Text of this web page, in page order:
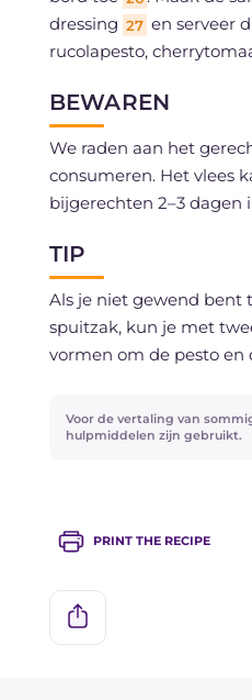
dressing 27 en serveer
rucolapesto,
BEWAREN
We raden aan het
consumeren. Het vlees
bijgerechten 2–3 dagen
TIP
Als je niet gewend bent
spuitzak, kun je met
vormen om de pesto en
Voor de vertaling van
hulpmiddelen zijn gebruikt.
PRINT THE RECIPE